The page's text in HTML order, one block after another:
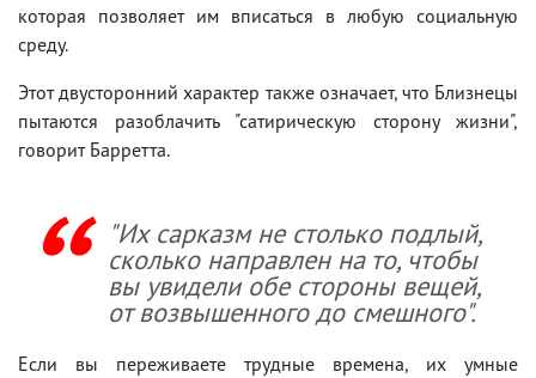
которая позволяет им вписаться в любую социальную
среду.
Этот двусторонний характер также означает, что Близнецы
пытаются разоблачить "сатирическую сторону жизни",
говорит Барретта.
"Их сарказм не столько подлый,
сколько направлен на то, чтобы
вы увидели обе стороны вещей,
от возвышенного до смешного".
Если вы переживаете трудные времена, их умные